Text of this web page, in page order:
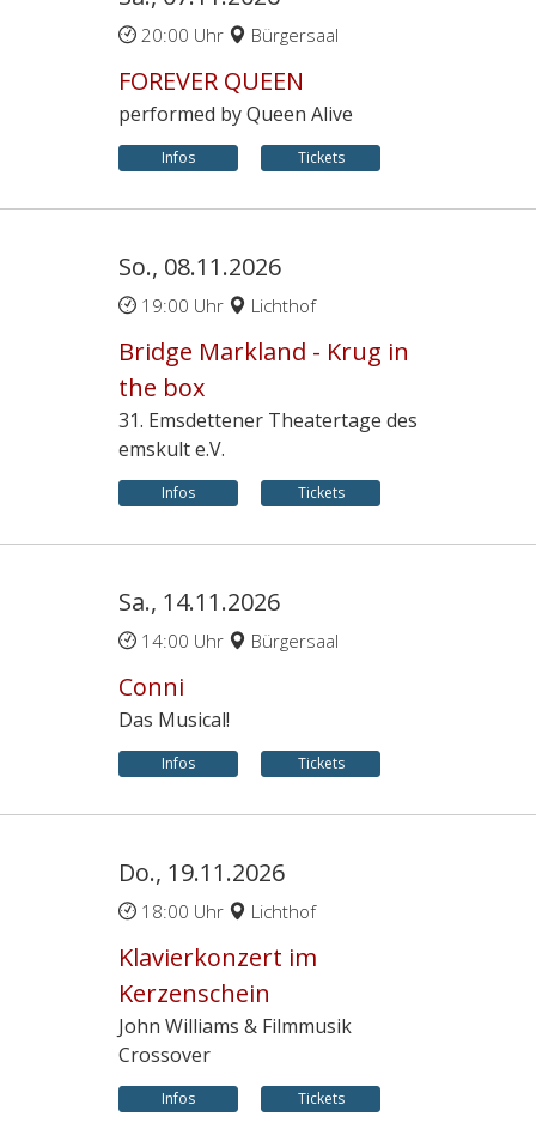
20:00 Uhr Bürgersaal
FOREVER QUEEN
performed by Queen Alive
Infos Tickets
So., 08.11.2026
19:00 Uhr Lichthof
Bridge Markland - Krug in
the box
31. Emsdettener Theatertage des
emskult e.V.
Infos Tickets
Sa., 14.11.2026
14:00 Uhr Bürgersaal
Conni
Das Musical!
Infos Tickets
Do., 19.11.2026
18:00 Uhr Lichthof
Klavierkonzert im
Kerzenschein
John Williams & Filmmusik
Crossover
Infos Tickets